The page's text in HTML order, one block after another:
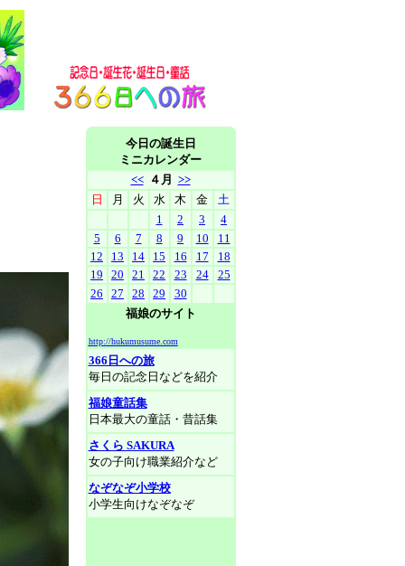
今日の誕生日
ミニカレンダー
<<４月 >>
日
月 火 水 木 金
土
1
2 3
4
5
6 7 8 9 10
11
12
13 14 15 16 17
18
19
20 21 22 23 24
25
26
27 28 29
30
福娘のサイト
http://hukumusume.com
366日への旅
毎日の記念日などを紹介
福娘童話集
日本最大の童話・昔話集
さくら SAKURA
女の子向け職業紹介など
なぞなぞ小学校
小学生向けなぞなぞ